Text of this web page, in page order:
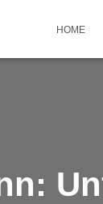
HOME